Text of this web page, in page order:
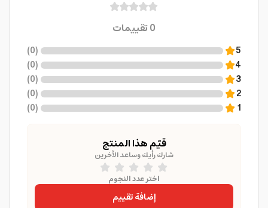
0تقييمات
5
(
0
)
4
(
0
)
3
(
0
)
2
(
0
)
1
(
0
)
قيّم هذا المنتج
شارك رأيك وساعد الآخرين
اختر عدد النجوم
إضافة تقييم